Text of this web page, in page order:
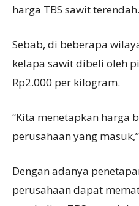
harga TBS sawit terendah.
Sebab, di beberapa
kelapa sawit dibeli oleh
Rp2.000 per kilogram.
“Kita menetapkan harga
perusahaan yang
Dengan adanya
perusahaan dapat